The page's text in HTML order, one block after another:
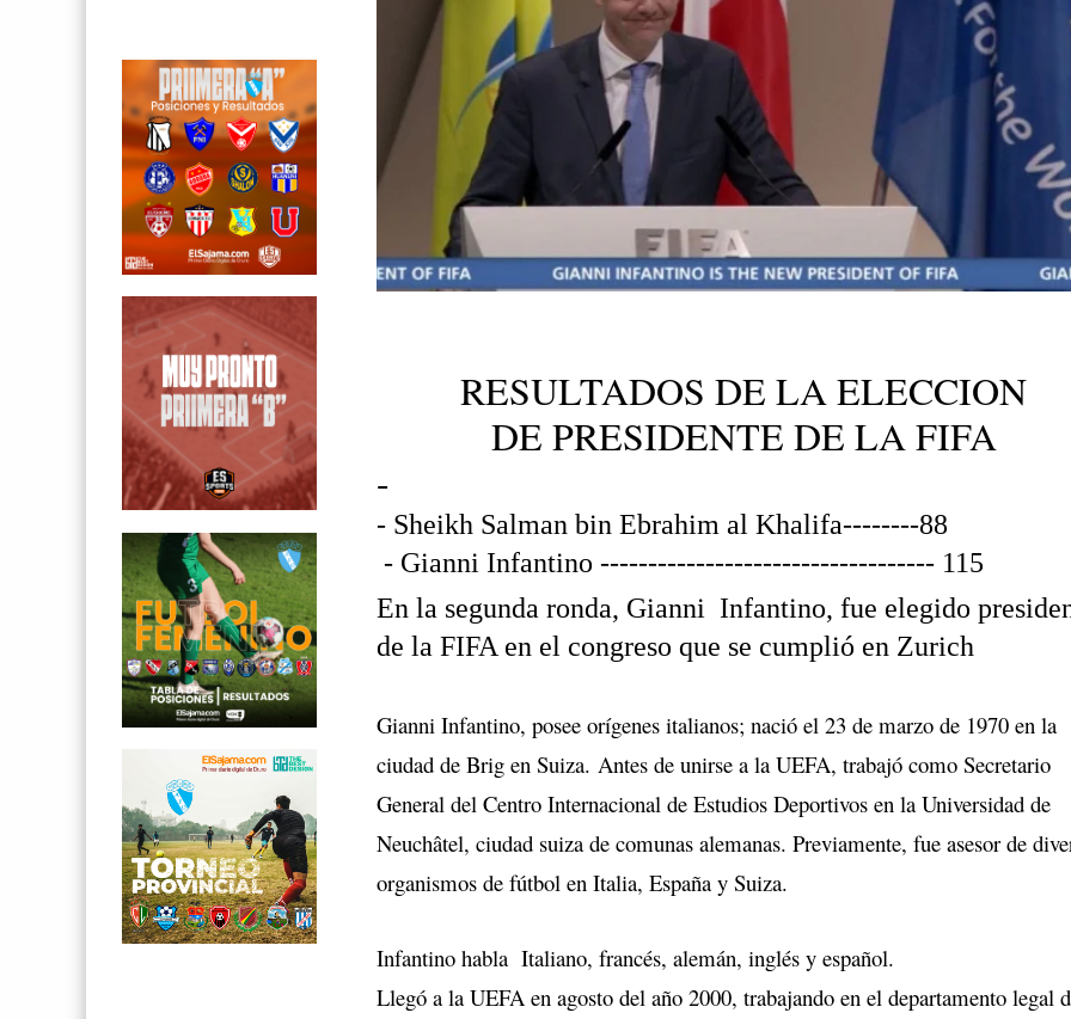
RESULTADOS DE LA ELECCION
DE PRESIDENTE DE LA FIFA
-
- Sheikh Salman bin Ebrahim al Khalifa--------88
- Gianni Infantino ----------------------------------- 115
En la segunda ronda, Gianni Infantino, fue elegido
de la FIFA en el congreso que se cumplió en Zurich
Gianni Infantino, posee orígenes italianos; nació el 23 de marzo de 1970 en la
ciudad de Brig en Suiza. Antes de unirse a la UEFA, trabajó como Secretario
General del Centro Internacional de Estudios Deportivos en la Universidad de
Neuchâtel, ciudad suiza de comunas alemanas. Previamente, fue asesor de
organismos de fútbol en Italia, España y Suiza.
Infantino habla Italiano, francés, alemán, inglés y español.
Llegó a la UEFA en agosto del año 2000, trabajando en el departamento legal